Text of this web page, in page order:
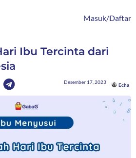
Masuk/Daftar
Ibu Tercinta dari
Desember 17, 2023
Echa